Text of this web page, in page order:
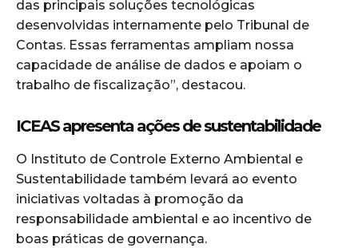
das principais soluções tecnológicas
desenvolvidas internamente pelo Tribunal de
Contas. Essas ferramentas ampliam nossa
capacidade de análise de dados e apoiam o
trabalho de fiscalização”, destacou.
ICEAS apresenta ações de sustentabilidade
O Instituto de Controle Externo Ambiental e
Sustentabilidade também levará ao evento
iniciativas voltadas à promoção da
responsabilidade ambiental e ao incentivo de
boas práticas de governança.